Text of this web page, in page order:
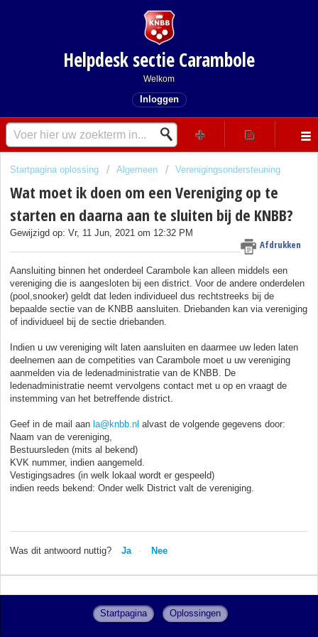
Helpdesk sectie Carambole
Welkom
Inloggen
Startpagina oplossing Algemeen Verenigingsondersteuning
Wat moet ik doen om een Vereniging op te
starten en daarna aan te sluiten bij de KNBB?
Afdrukken
Gewijzigd op: Vr, 11 Jun, 2021 om 12:32 PM
Aansluiting binnen het onderdeel Carambole kan alleen middels een
vereniging die is aangesloten bij een district. Voor de andere onderdelen
(pool,snooker) geldt dat leden individueel dus rechtstreeks bij de
bepaalde sectie van de KNBB aansluiten. Driebanden kan via vereniging
of individueel bij de sectie driebanden.
Indien u uw vereniging wilt laten aansluiten en daarmee uw leden laten
deelnemen aan de competities van Carambole moet u uw vereniging
aanmelden via de ledenadministratie van de KNBB. De
ledenadministratie neemt vervolgens contact met u op en vraagt de
instemming van het betreffende district.
Geef in de mail aan la@knbb.nl alvast de volgende gegevens door:
Naam van de vereniging,
Bestuursleden (mits al bekend)
KVK nummer, indien aangemeld.
Vestigingsadres (in welk lokaal wordt er gespeeld)
indien reeds bekend: Onder welk District valt de vereniging.
Was dit antwoord nuttig? Ja Nee
Startpagina Oplossingen